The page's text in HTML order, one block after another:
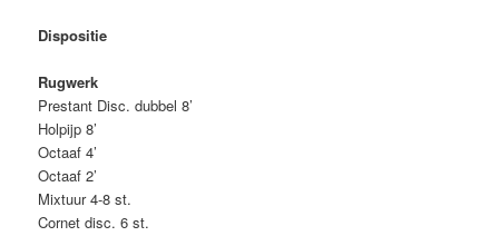
Dispositie
Rugwerk
Prestant Disc. dubbel 8’
Holpijp 8’
Octaaf 4’
Octaaf 2’
Mixtuur 4-8 st.
Cornet disc. 6 st.